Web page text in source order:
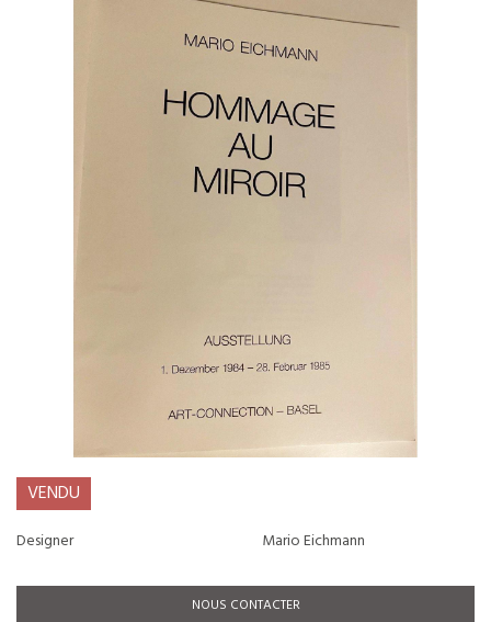
VENDU
Designer Mario Eichmann
NOUS CONTACTER